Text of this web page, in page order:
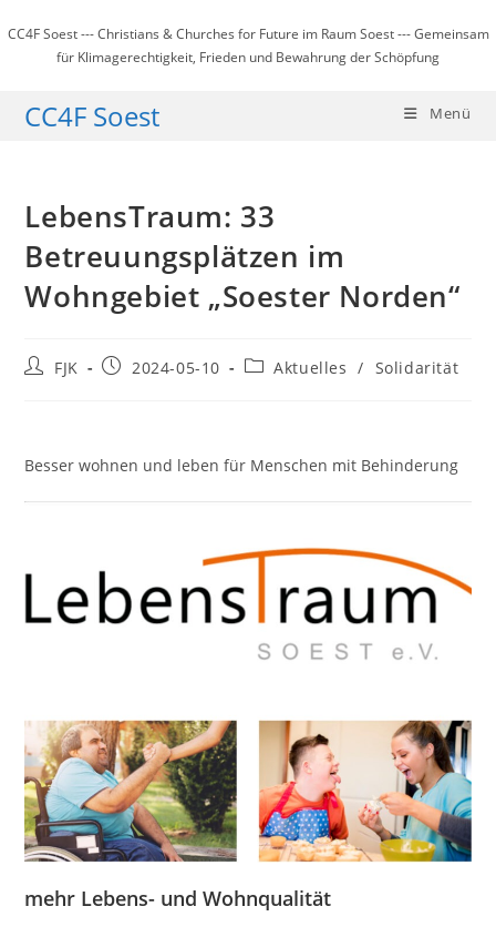
Inhalt
springen
CC4F Soest --- Christians & Churches for Future im Raum Soest --- Gemeinsam
für Klimagerechtigkeit, Frieden und Bewahrung der Schöpfung
CC4F Soest Menü
LebensTraum: 33
Betreuungsplätzen im
Wohngebiet „Soester Norden“
Beitrags-
FJK
Beitrag2024-05-10
Beitrags-
Aktuelles / Solidarität
Besser wohnen und leben für Menschen mit Behinderung
mehr Lebens- und Wohnqualität